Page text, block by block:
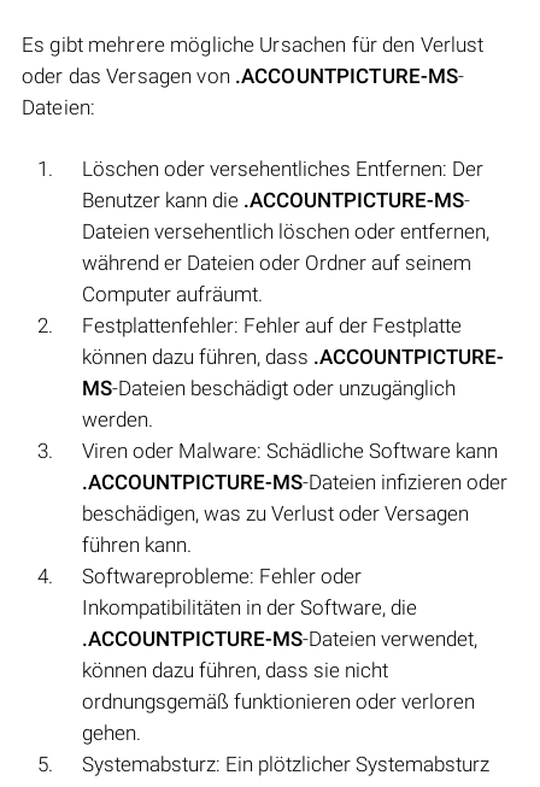
Es gibt mehrere mögliche Ursachen für den Verlust
oder das Versagen von .ACCOUNTPICTURE-MS-
Dateien:
Löschen oder versehentliches Entfernen: Der
Benutzer kann die .ACCOUNTPICTURE-MS-
Dateien versehentlich löschen oder entfernen,
während er Dateien oder Ordner auf seinem
Computer aufräumt.
Festplattenfehler: Fehler auf der Festplatte
können dazu führen, dass .ACCOUNTPICTURE-
MS-Dateien beschädigt oder unzugänglich
werden.
Viren oder Malware: Schädliche Software kann
.ACCOUNTPICTURE-MS-Dateien infizieren oder
beschädigen, was zu Verlust oder Versagen
führen kann.
Softwareprobleme: Fehler oder
Inkompatibilitäten in der Software, die
.ACCOUNTPICTURE-MS-Dateien verwendet,
können dazu führen, dass sie nicht
ordnungsgemäß funktionieren oder verloren
gehen.
Systemabsturz: Ein plötzlicher Systemabsturz